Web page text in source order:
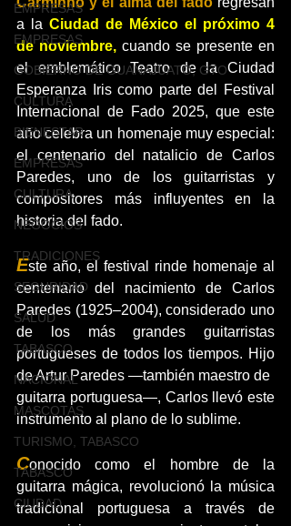
EMPRESAS
EMPRESAS
GOBIERNO DE GUANAJUATO, GTO
CULTURA
BIENESTAR
EMPRESAS
CULTURA
NEGOCIOS
TRADICIONES
SEGURIDAD
SALUD
TABASCO
NACIONAL
MASCOTAS
TURISMO, TABASCO
TABASCO
CIUDAD
a la Ciudad de México el próximo 4
de noviembre, cuando se presente en
el emblemático Teatro de la Ciudad
Esperanza Iris como parte del Festival
Internacional de Fado 2025, que este
año celebra un homenaje muy especial:
el centenario del natalicio de Carlos
Paredes, uno de los guitarristas y
compositores más influyentes en la
historia del fado.
Este año, el festival rinde homenaje al
centenario del nacimiento de Carlos
Paredes (1925–2004), considerado uno
de los más grandes guitarristas
portugueses de todos los tiempos. Hijo
de Artur Paredes —también maestro de
guitarra portuguesa—, Carlos llevó este
instrumento al plano de lo sublime.
Conocido como el hombre de la
guitarra mágica, revolucionó la música
tradicional portuguesa a través de